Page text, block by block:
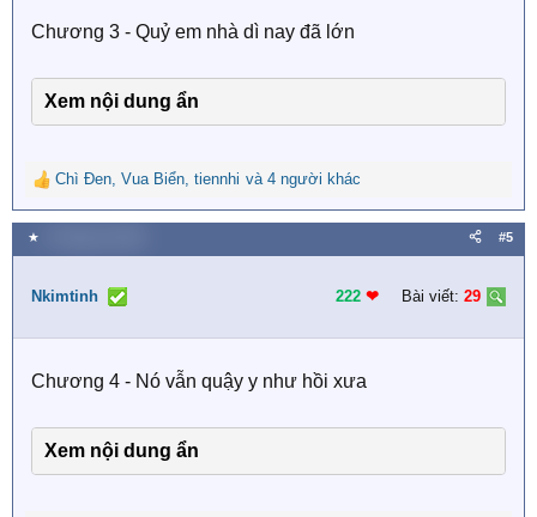
:Chương 3 - Quỷ em nhà dì nay đã lớn
Xem nội dung ẩn
R
e
a
c
i
n
:
Chì Đen, Vua Biển, tiennhi và 4 người khác
★ #5
Nkimtinh 222 ❤︎ Bài viết: 29
Chương 4 - Nó vẫn quậy y như hồi xưa
Xem nội dung ẩn